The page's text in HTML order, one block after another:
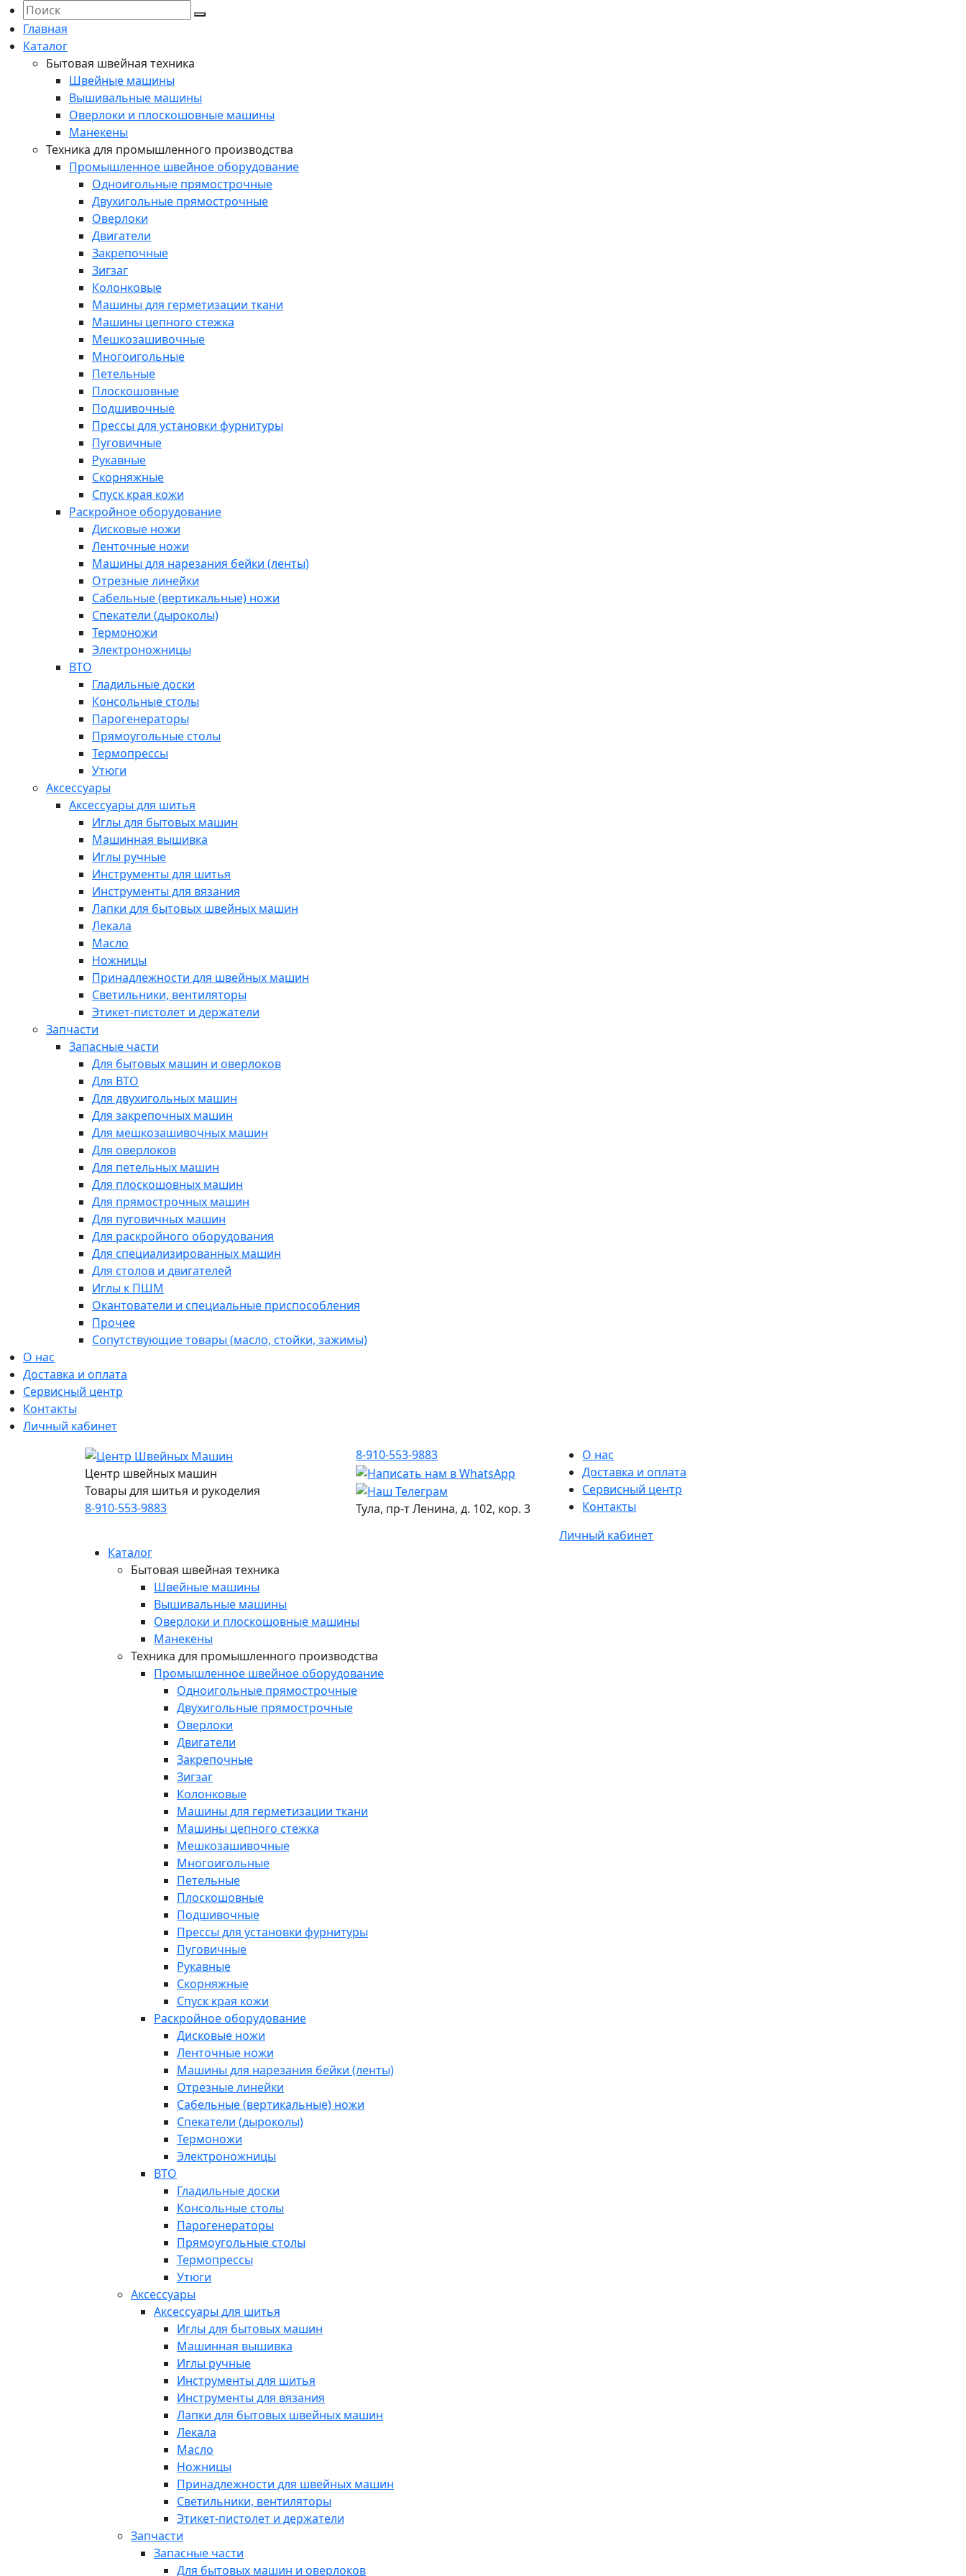
Главная
Каталог
Бытовая швейная техника
Швейные машины
Вышивальные машины
Оверлоки и плоскошовные машины
Манекены
Техника для промышленного производства
Промышленное швейное оборудование
Одноигольные прямострочные
Двухигольные прямострочные
Оверлоки
Двигатели
Закрепочные
Зигзаг
Колонковые
Машины для герметизации ткани
Машины цепного стежка
Мешкозашивочные
Многоигольные
Петельные
Плоскошовные
Подшивочные
Прессы для установки фурнитуры
Пуговичные
Рукавные
Скорняжные
Спуск края кожи
Раскройное оборудование
Дисковые ножи
Ленточные ножи
Машины для нарезания бейки (ленты)
Отрезные линейки
Сабельные (вертикальные) ножи
Спекатели (дыроколы)
Термоножи
Электроножницы
ВТО
Гладильные доски
Консольные столы
Парогенераторы
Прямоугольные столы
Термопрессы
Утюги
Аксессуары
Аксессуары для шитья
Иглы для бытовых машин
Машинная вышивка
Иглы ручные
Инструменты для шитья
Инструменты для вязания
Лапки для бытовых швейных машин
Лекала
Масло
Ножницы
Принадлежности для швейных машин
Светильники, вентиляторы
Этикет-пистолет и держатели
Запчасти
Запасные части
Для бытовых машин и оверлоков
Для ВТО
Для двухигольных машин
Для закрепочных машин
Для мешкозашивочных машин
Для оверлоков
Для петельных машин
Для плоскошовных машин
Для прямострочных машин
Для пуговичных машин
Для раскройного оборудования
Для специализированных машин
Для столов и двигателей
Иглы к ПШМ
Окантователи и специальные приспособления
Прочее
Сопутствующие товары (масло, стойки, зажимы)
О нас
Доставка и оплата
Сервисный центр
Контакты
Личный кабинет
Центр швейных машин
Товары для шитья и рукоделия
8-910-553-9883
8-910-553-9883
Тула, пр-т Ленина, д. 102, кор. 3
О нас
Доставка и оплата
Сервисный центр
Контакты
Личный кабинет
Каталог
Бытовая швейная техника
Швейные машины
Вышивальные машины
Оверлоки и плоскошовные машины
Манекены
Техника для промышленного производства
Промышленное швейное оборудование
Одноигольные прямострочные
Двухигольные прямострочные
Оверлоки
Двигатели
Закрепочные
Зигзаг
Колонковые
Машины для герметизации ткани
Машины цепного стежка
Мешкозашивочные
Многоигольные
Петельные
Плоскошовные
Подшивочные
Прессы для установки фурнитуры
Пуговичные
Рукавные
Скорняжные
Спуск края кожи
Раскройное оборудование
Дисковые ножи
Ленточные ножи
Машины для нарезания бейки (ленты)
Отрезные линейки
Сабельные (вертикальные) ножи
Спекатели (дыроколы)
Термоножи
Электроножницы
ВТО
Гладильные доски
Консольные столы
Парогенераторы
Прямоугольные столы
Термопрессы
Утюги
Аксессуары
Аксессуары для шитья
Иглы для бытовых машин
Машинная вышивка
Иглы ручные
Инструменты для шитья
Инструменты для вязания
Лапки для бытовых швейных машин
Лекала
Масло
Ножницы
Принадлежности для швейных машин
Светильники, вентиляторы
Этикет-пистолет и держатели
Запчасти
Запасные части
Для бытовых машин и оверлоков